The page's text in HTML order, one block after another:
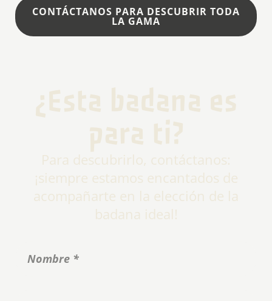
CONTÁCTANOS PARA DESCUBRIR TODA
LA GAMA
¿Esta badana es
para ti?
Para descubrirlo, contáctanos:
¡siempre estamos encantados de
acompañarte en la elección de la
badana ideal!